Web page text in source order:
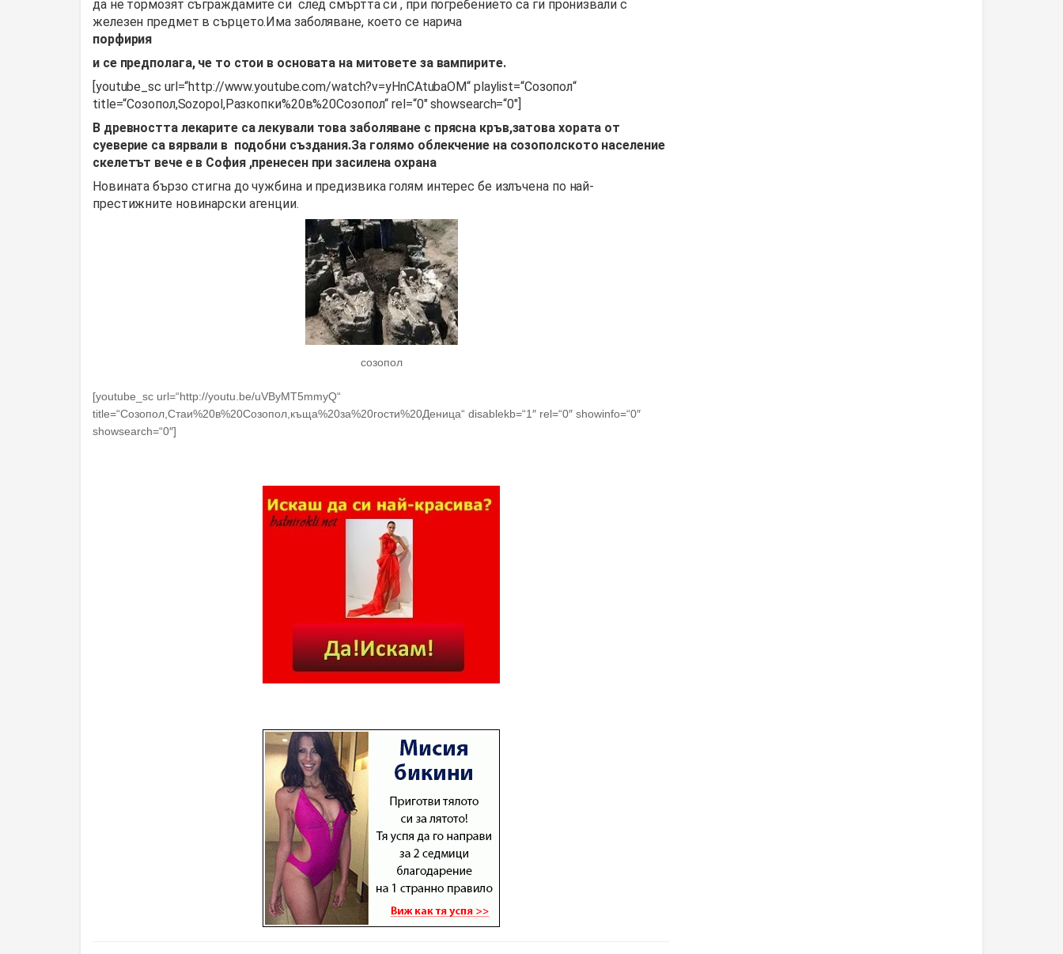
да не тормозят съграждамите си след смъртта си , при погребението са ги пронизвали с
железен предмет в сърцето.Има заболяване, което се нарича
порфирия
и се предполага, че то стои в основата на митовете за вампирите.
[youtube_sc url=“http://www.youtube.com/watch?v=yHnCAtubaOM“ playlist=“Созопол“
title=“Созопол,Sozopol,Разкопки%20в%20Созопол“ rel=“0″ showsearch=“0″]
В древността лекарите са лекували това заболяване с прясна кръв,затова хората от
суеверие са вярвали в подобни създания.За голямо облекчение на созополското население
скелетът вече е в София ,пренесен при засилена охрана
Новината бързо стигна до чужбина и предизвика голям интерес бе излъчена по най-
престижните новинарски агенции.
созопол
[youtube_sc url=“http://youtu.be/uVByMT5mmyQ“
title=“Созопол,Стаи%20в%20Созопол,къща%20за%20гости%20Деница“ disablekb=“1″ rel=“0″ showinfo=“0″
showsearch=“0″]